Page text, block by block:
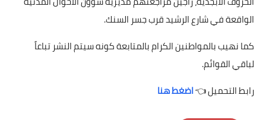
الواقعة في شارع الرشيد قرب جسر السنك.
كما نهيب بالمواطنين الكرام بالمتابعة كونه سيتم النشر تباعاً
لباقي القوائم.
رابط التحميل 👈اضغط هنا